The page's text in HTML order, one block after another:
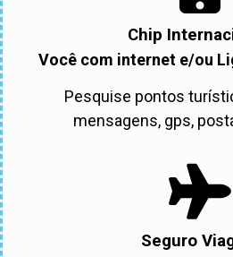
Chip
Você com internet e/ou
Pesquise pontos
mensagens, gps,
Seguro